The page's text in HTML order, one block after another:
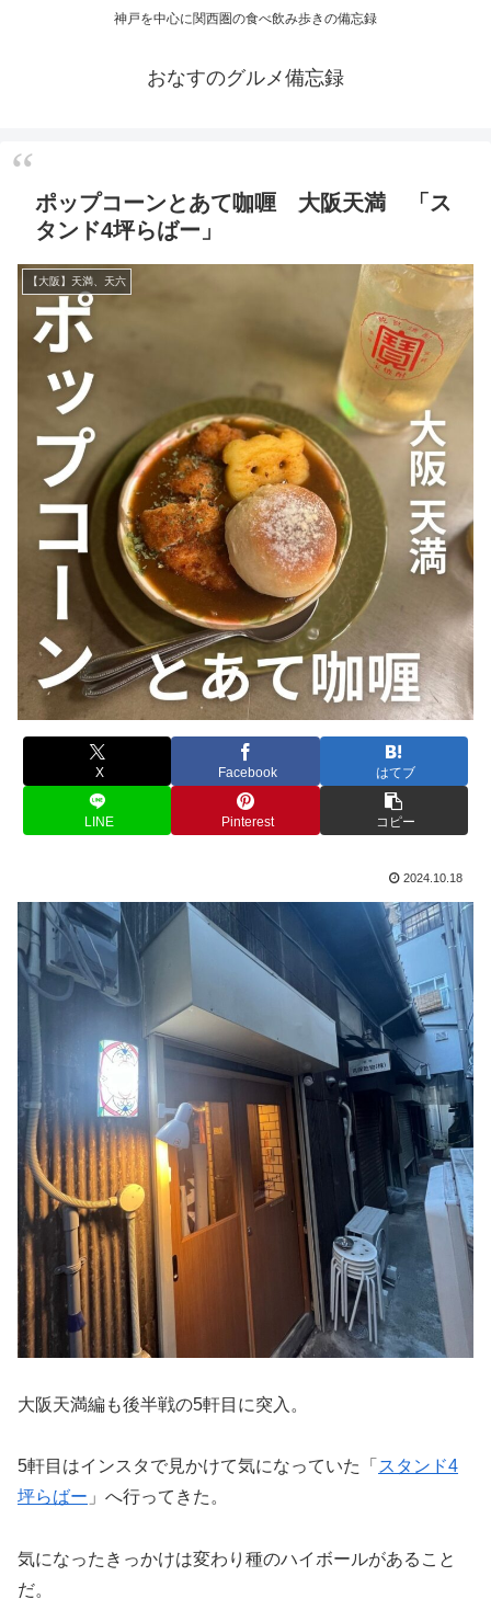
神戸を中心に関西圏の食べ飲み歩きの備忘録
おなすのグルメ備忘録
ポップコーンとあて咖喱 大阪天満 「ス
タンド4坪らばー」
【大阪】天満、天六
X Facebook はてブ
LINE Pinterest コピー
2024.10.18
大阪天満編も後半戦の5軒目に突入。
5軒目はインスタで見かけて気になっていた「 スタンド4
坪らばー 」へ行ってきた。
気になったきっかけは変わり種のハイボールがあること
だ。